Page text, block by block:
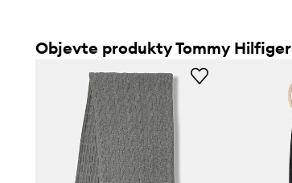
Objevte produkty Tommy Hilfiger